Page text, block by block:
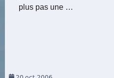
plus pas une …